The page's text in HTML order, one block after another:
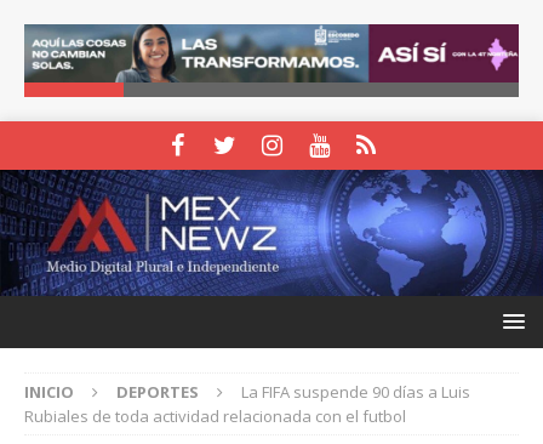
INICIO DEPORTES
La FIFA suspende 90 días a Luis
Rubiales de toda actividad relacionada con el futbol